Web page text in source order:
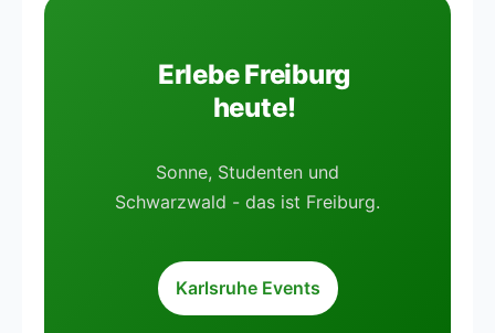
Erlebe Freiburg
heute!
Sonne, Studenten und
Schwarzwald - das ist Freiburg.
Karlsruhe Events